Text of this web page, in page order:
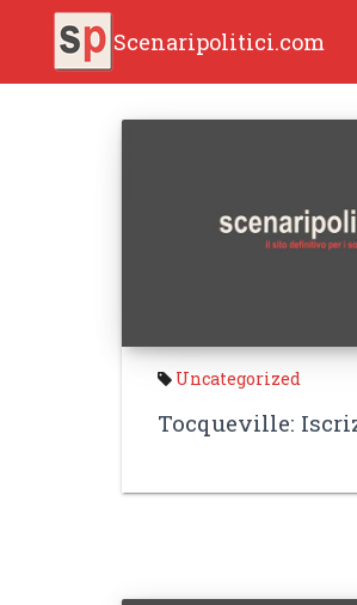
Scenaripolitici.com
Uncategorized
Tocqueville: